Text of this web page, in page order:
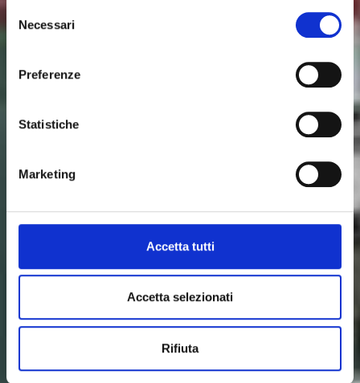
Selezione
delNecessari
Preferenze
Statistiche
Marketing
Accetta tutti
Accetta selezionati
Rifiuta
rings, combining power and precision in a fully